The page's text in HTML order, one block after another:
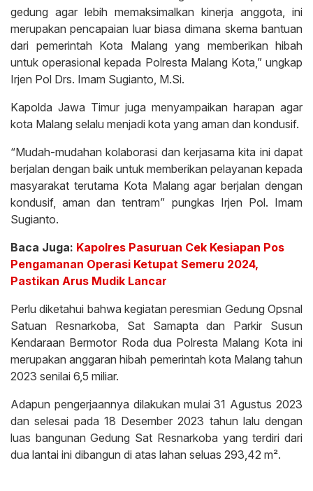
gedung agar lebih memaksimalkan kinerja anggota, ini
merupakan pencapaian luar biasa dimana skema bantuan
dari pemerintah Kota Malang yang memberikan hibah
untuk operasional kepada Polresta Malang Kota,” ungkap
Irjen Pol Drs. Imam Sugianto, M.Si.
Kapolda Jawa Timur juga menyampaikan harapan agar
kota Malang selalu menjadi kota yang aman dan kondusif.
“Mudah-mudahan kolaborasi dan kerjasama kita ini dapat
berjalan dengan baik untuk memberikan pelayanan kepada
masyarakat terutama Kota Malang agar berjalan dengan
kondusif, aman dan tentram” pungkas Irjen Pol. Imam
Sugianto.
Baca Juga: Kapolres Pasuruan Cek Kesiapan Pos
Pengamanan Operasi Ketupat Semeru 2024,
Pastikan Arus Mudik Lancar
Perlu diketahui bahwa kegiatan peresmian Gedung Opsnal
Satuan Resnarkoba, Sat Samapta dan Parkir Susun
Kendaraan Bermotor Roda dua Polresta Malang Kota ini
merupakan anggaran hibah pemerintah kota Malang tahun
2023 senilai 6,5 miliar.
Adapun pengerjaannya dilakukan mulai 31 Agustus 2023
dan selesai pada 18 Desember 2023 tahun lalu dengan
luas bangunan Gedung Sat Resnarkoba yang terdiri dari
dua lantai ini dibangun di atas lahan seluas 293,42 m².